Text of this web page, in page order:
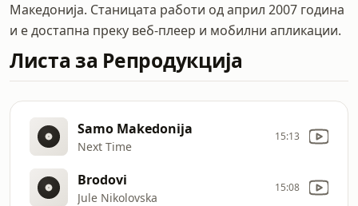
Македонија. Станицата работи од април 2007 година
и е достапна преку веб-плеер и мобилни апликации.
Листа за Репродукција
Samo Makedonija
Next Time
15:13
Brodovi
Jule Nikolovska
15:08